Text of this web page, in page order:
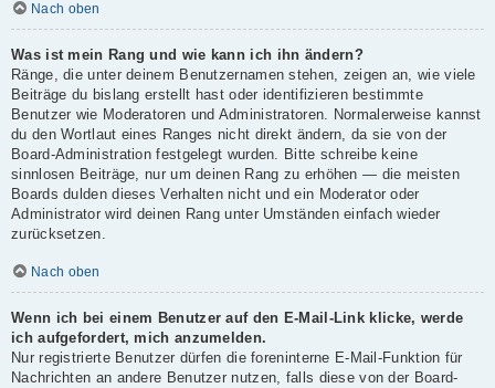
Nach oben
Was ist mein Rang und wie kann ich ihn ändern?
Ränge, die unter deinem Benutzernamen stehen, zeigen an, wie viele
Beiträge du bislang erstellt hast oder identifizieren bestimmte
Benutzer wie Moderatoren und Administratoren. Normalerweise kannst
du den Wortlaut eines Ranges nicht direkt ändern, da sie von der
Board-Administration festgelegt wurden. Bitte schreibe keine
sinnlosen Beiträge, nur um deinen Rang zu erhöhen — die meisten
Boards dulden dieses Verhalten nicht und ein Moderator oder
Administrator wird deinen Rang unter Umständen einfach wieder
zurücksetzen.
Nach oben
Wenn ich bei einem Benutzer auf den E-Mail-Link klicke, werde
ich aufgefordert, mich anzumelden.
Nur registrierte Benutzer dürfen die foreninterne E-Mail-Funktion für
Nachrichten an andere Benutzer nutzen, falls diese von der Board-